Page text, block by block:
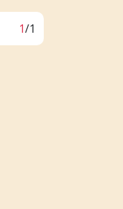
1/1